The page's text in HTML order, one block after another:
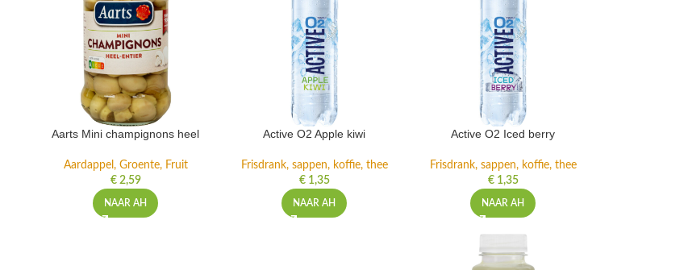
Aarts Mini champignons heel
Aardappel, Groente, Fruit
€2,59
NAAR AH
Active O2 Apple kiwi
Frisdrank, sappen, koffie, thee
€1,35
NAAR AH
Active O2 Iced berry
Frisdrank, sappen, koffie, thee
€1,35
NAAR AH